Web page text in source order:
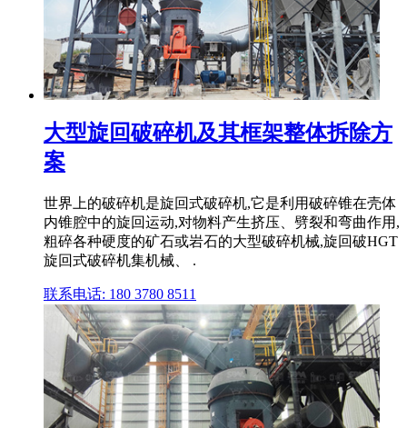
大型旋回破碎机及其框架整体拆除方
案
世界上的破碎机是旋回式破碎机,它是利用破碎锥在壳体
内锥腔中的旋回运动,对物料产生挤压、劈裂和弯曲作用,
粗碎各种硬度的矿石或岩石的大型破碎机械,旋回破HGT
旋回式破碎机集机械、 .
联系电话: 180 3780 8511